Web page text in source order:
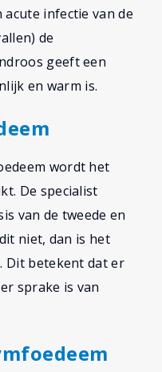
infectie van de
de
geeft een
en warm is.
wordt het
De specialist
van de tweede en
niet, dan is het
Dit betekent dat er
sprake is van